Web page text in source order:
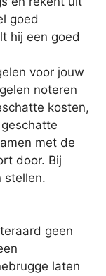
goed
hij een goed
voor jouw
noteren
kosten,
met de
door. Bij
stellen.
geen
laten